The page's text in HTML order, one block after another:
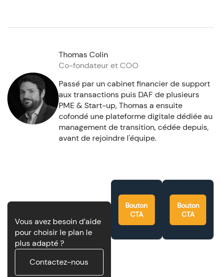
Thomas Colin
Co-fondateur et COO
Passé par un cabinet financier de support
aux transactions puis DAF de plusieurs
PME & Start-up, Thomas a ensuite
cofondé une plateforme digitale dédiée au
management de transition, cédée depuis,
avant de rejoindre l'équipe.
Vous avez besoin d’aide
pour choisir le plan le
plus adapté ?
Contactez-nous
Bouton
CTA
Bouton
CTA